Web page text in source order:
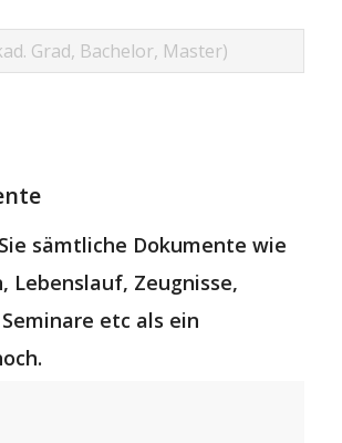
sämtliche Dokumente wie
Lebenslauf, Zeugnisse,
etc als ein